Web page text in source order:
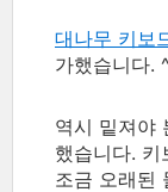
대나무 키보
가했습니다.
역시 밑져야
했습니다.
조금 오래된